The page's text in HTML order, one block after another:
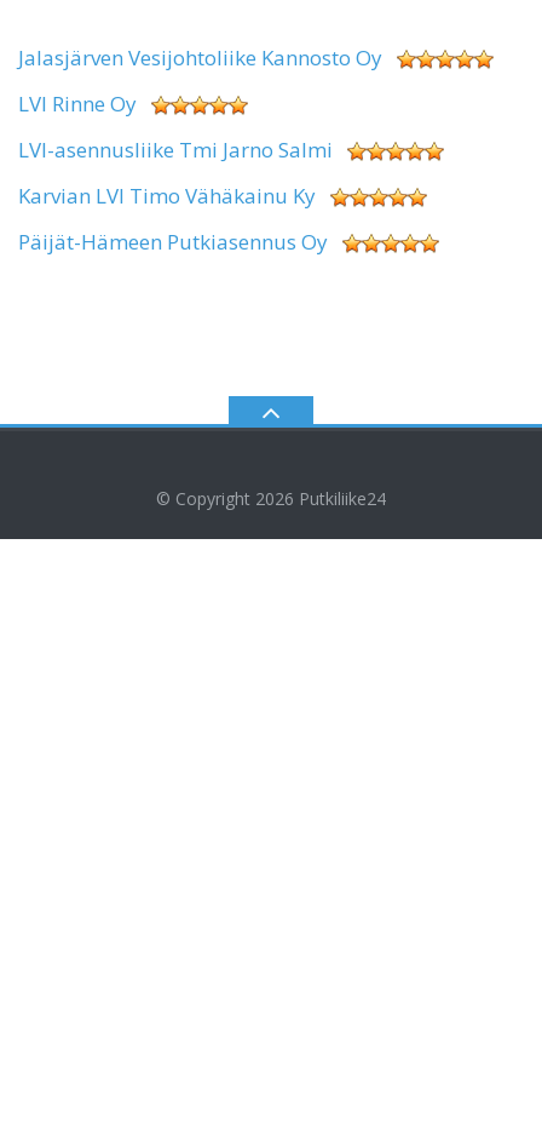
Jalasjärven Vesijohtoliike Kannosto Oy
LVI Rinne Oy
LVI-asennusliike Tmi Jarno Salmi
Karvian LVI Timo Vähäkainu Ky
Päijät-Hämeen Putkiasennus Oy
© Copyright 2026 Putkiliike24